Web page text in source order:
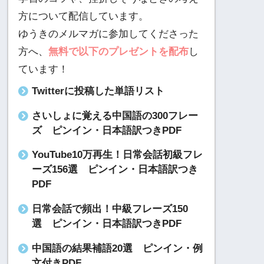
方について配信しています。
ゆうきのメルマガに参加してくださった
方へ、 無料で以下のプレゼントを配布し
ています！
Twitterに投稿した単語リスト
さいしょに覚える中国語の300フレー
ズ ピンイン・日本語訳つきPDF
YouTube10万再生！日常会話初級フレ
ーズ156選 ピンイン・日本語訳つき
PDF
日常会話で頻出！中級フレーズ150
選 ピンイン・日本語訳つきPDF
中国語の結果補語20選 ピンイン・例